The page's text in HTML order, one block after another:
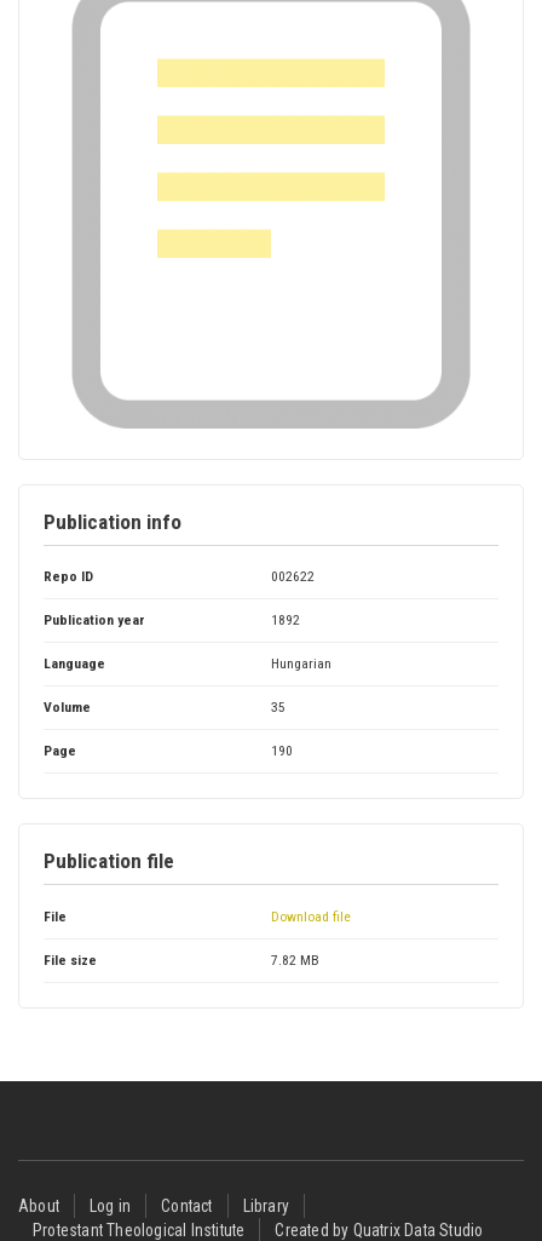
Publication info
Repo ID 002622
Publication year 1892
Language Hungarian
Volume 35
Page 190
Publication file
File Download file
File size 7.82 MB
Footer
menu
About Log in Contact
Library
Protestant Theological Institute
Created by Quatrix Data Studio